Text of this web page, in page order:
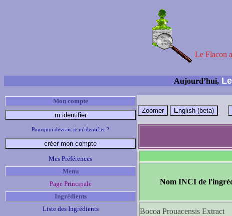
Le Flacon
Aujourd’hui,
Mon compte
Pourquoi devrais-je m'identifier ?
Mes Préférences
Menu
Page Principale
Ingrédients
Liste des Ingrédients
Nom INCI de
Bocoa Prouacensis Extract